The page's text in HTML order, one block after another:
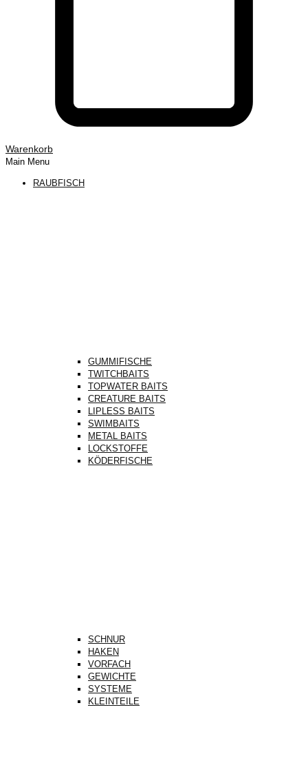
Warenkorb
Main Menu
RAUBFISCH
GUMMIFISCHE
TWITCHBAITS
TOPWATER BAITS
CREATURE BAITS
LIPLESS BAITS
SWIMBAITS
METAL BAITS
LOCKSTOFFE
KÖDERFISCHE
SCHNUR
HAKEN
VORFACH
GEWICHTE
SYSTEME
KLEINTEILE